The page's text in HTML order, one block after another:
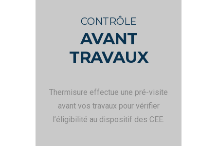
CONTRÔLE
AVANT
TRAVAUX
Thermisure effectue une pré-visite
avant vos travaux pour vérifier
l’éligibilité au dispositif des CEE.